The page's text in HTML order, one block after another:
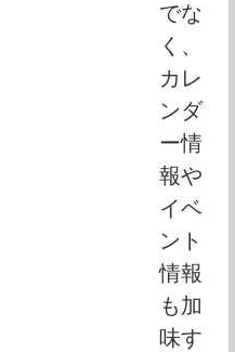
でな
く、
カレ
ンダ
ー情
報や
イベ
ント
情報
も加
味す